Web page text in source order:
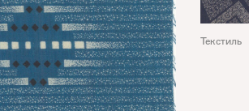
Текстиль